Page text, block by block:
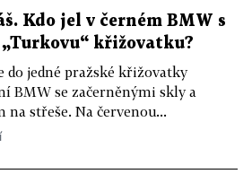
Kdo jel v černém BMW s
křižovatku?
do jedné pražské křižovatky
BMW se začerněnými skly a
střeše. Na červenou...